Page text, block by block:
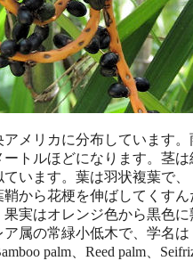
アメリカに分布しています
トルほどになります。茎
ています。葉は羽状複葉で
から花梗を伸ばしてくす
実はオレンジ色から黒色
属の常緑小低木で、学名は
palm、Reed palm、